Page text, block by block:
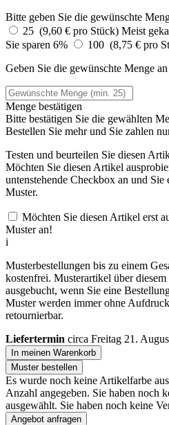
Bitte geben Sie die gewünschte
25 (9,60 € pro Stück) Meist
Sie sparen 6%
100 (8,75 € pro
Geben Sie die gewünschte Menge an
Menge bestätigen
Bitte bestätigen Sie die gewählten
Bestellen Sie mehr und Sie zahlen
Testen und beurteilen Sie diesen
Möchten Sie diesen Artikel
untenstehende Checkbox an und Sie
Muster.
Möchten Sie diesen Artikel erst
Muster an!
i
Musterbestellungen bis zu einem
kostenfrei. Musterartikel über
ausgebucht, wenn Sie eine
Muster werden immer ohne
retournierbar.
Liefertermin circa Freitag 21.
In meinen Warenkorb
Muster bestellen
Es wurde noch keine Artikelfarbe
Anzahl angegeben. Sie haben noch
ausgewählt. Sie haben noch keine
Angebot anfragen